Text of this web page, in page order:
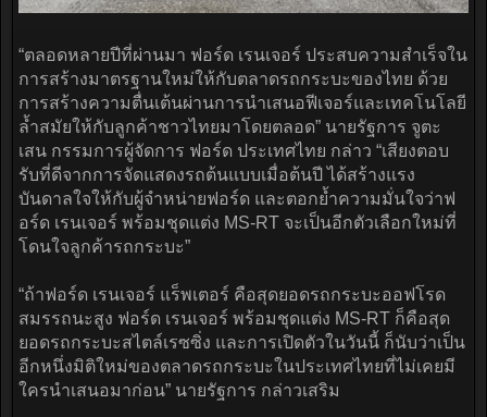
“ตลอดหลายปีที่ผ่านมา ฟอร์ด เรนเจอร์ ประสบความสำเร็จใน
การสร้างมาตรฐานใหม่ให้กับตลาดรถกระบะของไทย ด้วย
การสร้างความตื่นเต้นผ่านการนำเสนอฟีเจอร์และเทคโนโลยี
ล้ำสมัยให้กับลูกค้าชาวไทยมาโดยตลอด” นายรัฐการ จูตะ
เสน กรรมการผู้จัดการ ฟอร์ด ประเทศไทย กล่าว “เสียงตอบ
รับที่ดีจากการจัดแสดงรถต้นแบบเมื่อต้นปี ได้สร้างแรง
บันดาลใจให้กับผู้จำหน่ายฟอร์ด และตอกย้ำความมั่นใจว่าฟ
อร์ด เรนเจอร์ พร้อมชุดแต่ง MS-RT จะเป็นอีกตัวเลือกใหม่ที่
โดนใจลูกค้ารถกระบะ”
“ถ้าฟอร์ด เรนเจอร์ แร็พเตอร์ คือสุดยอดรถกระบะออฟโรด
สมรรถนะสูง ฟอร์ด เรนเจอร์ พร้อมชุดแต่ง MS-RT ก็คือสุด
ยอดรถกระบะสไตล์เรซซิ่ง และการเปิดตัวในวันนี้ ก็นับว่าเป็น
อีกหนึ่งมิติใหม่ของตลาดรถกระบะในประเทศไทยที่ไม่เคยมี
ใครนำเสนอมาก่อน” นายรัฐการ กล่าวเสริม